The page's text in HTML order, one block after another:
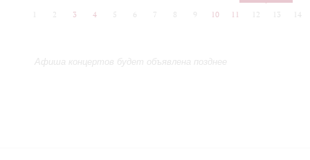
2 3 4 5 6 7 8 9 10 11 12 13 14
Афиша концертов будет объявлена позднее